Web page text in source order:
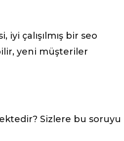
çalışılmış bir seo
yeni müşteriler
Sizlere bu soruyu